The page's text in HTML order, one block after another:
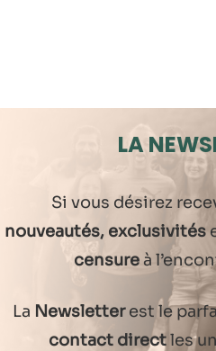
LA
Si vous désirez
nouveautés, exclusivités
censureà
La Newsletterest le
contact directles